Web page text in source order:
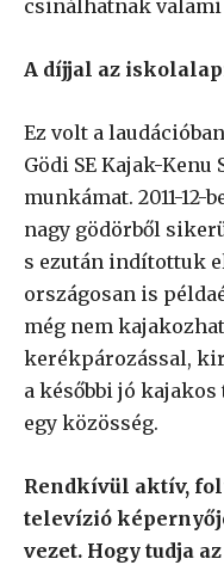
csinálhatnak
A díjjal az
Ez volt a
Gödi SE Kajak-Kenu
munkámat. 2011-
nagy gödörből
s ezután indítottuk
országosan is
még nem
kerékpározással,
a későbbi jó
egy közösség.
Rendkívül aktív,
televízió
vezet. Hogy tudja